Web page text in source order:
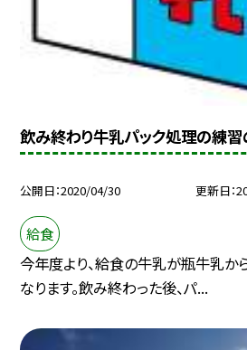
飲み終わり牛乳パック処理の練
公開日 2020/04/30 更新日
給食
今年度より、給食の牛乳が瓶牛乳か
なります。飲み終わった後、パ...